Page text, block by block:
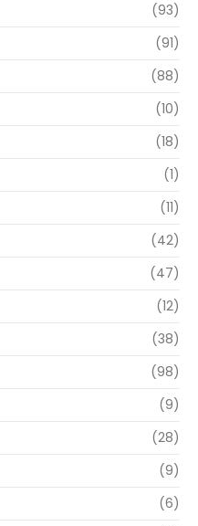
(93)
(91)
(88)
(10)
(18)
(1)
(11)
(42)
(47)
(12)
(38)
(98)
(9)
(28)
(9)
(6)